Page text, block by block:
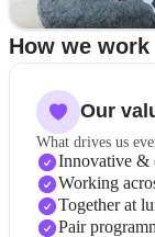
How we work
Our
What drives us
Innovative &
Working
Together at
Pair